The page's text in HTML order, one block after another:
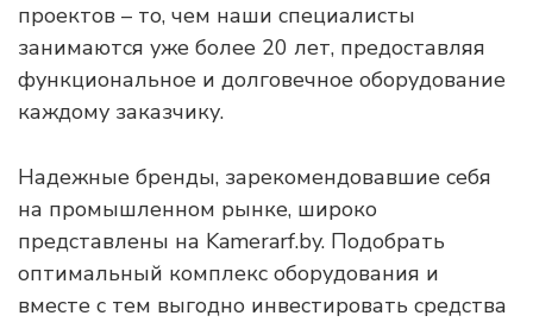
проектов – то, чем наши специалисты
занимаются уже более 20 лет, предоставляя
функциональное и долговечное оборудование
каждому заказчику.
Надежные бренды, зарекомендовавшие себя
на промышленном рынке, широко
представлены на Kamerarf.by. Подобрать
оптимальный комплекс оборудования и
вместе с тем выгодно инвестировать средства